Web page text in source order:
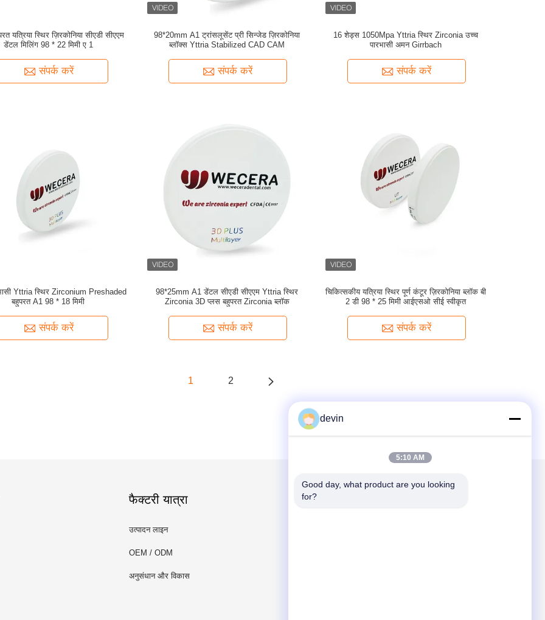
यत्रिया स्थिर ज़िरकोनिया सीएडी सीएएम
डेंटल मिलिंग 98 * 22 मिमी ए 1
संपर्क करें
98*20mm A1 ट्रांसलूसेंट प्री सिन्जेड ज़िरकोनिया
ब्लॉक्स Yttria Stabilized CAD CAM
संपर्क करें
16 शेड्स 1050Mpa Yttria स्थिर Zirconia उच्च
पारभासी अमन Girrbach
संपर्क करें
Yttria स्थिर Zirconium Preshaded
बहुपरत A1 98 * 18 मिमी
संपर्क करें
98*25mm A1 डेंटल सीएडी सीएएम Yttria स्थिर
Zirconia 3D प्लस बहुपरत Zirconia ब्लॉक
संपर्क करें
चिकित्सकीय यत्रिया स्थिर पूर्ण कंटूर ज़िरकोनिया ब्लॉक बी
2 डी 98 * 25 मिमी आईएसओ सीई स्वीकृत
संपर्क करें
1 2
फैक्टरी यात्रा
उत्पादन लाइन
OEM / ODM
अनुसंधान और विकास
हमें मेल करें
devin
5:10 AM
Good day, what product are you looking
for?